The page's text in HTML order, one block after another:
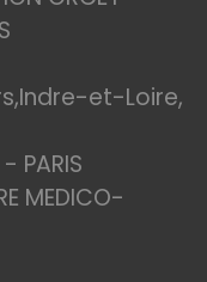
et-Loire,
- PARIS
MEDICO-